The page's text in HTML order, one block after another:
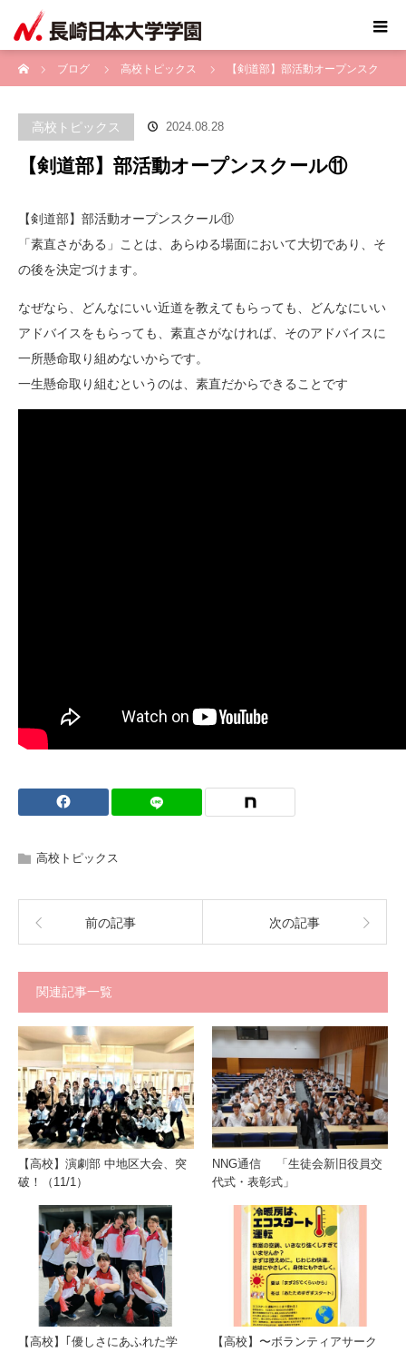
ブログ
高校トピックス 【剣道部】部活動オープンスク
高校トピックス 2024.08.28
【剣道部】部活動オープンスクール⑪
【剣道部】部活動オープンスクール⑪
「素直さがある」ことは、あらゆる場面において大切であり、そ
の後を決定づけます。
なぜなら、どんなにいい近道を教えてもらっても、どんなにいい
アドバイスをもらっても、素直さがなければ、そのアドバイスに
一所懸命取り組めないからです。
一生懸命取り組むというのは、素直だからできることです
高校トピックス
前の記事 次の記事
関連記事一覧
【高校】演劇部 中地区大会、突
破！（11/1）
NNG通信 「生徒会新旧役員交
代式・表彰式」
【高校】｢優しさにあふれた学
【高校】〜ボランティアサーク